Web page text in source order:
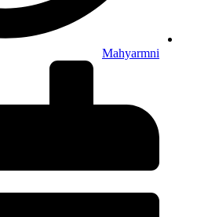
Mahyarmni